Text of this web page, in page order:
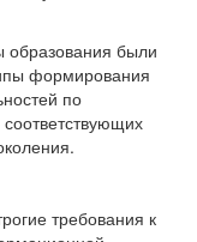
образования были
формирования
по
требования к